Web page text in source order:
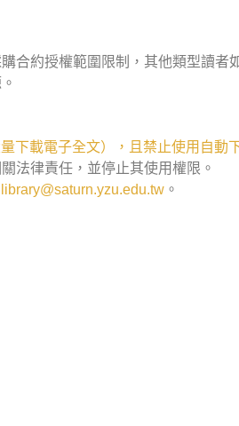
合約授權範圍限制，其他類型讀者
下載電子全文），且禁止使用自動
法律責任，並停止其使用權限。
library@saturn.yzu.edu.tw 。